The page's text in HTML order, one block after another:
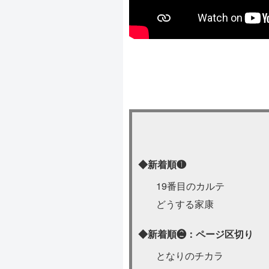
◆新着順❶
19番目のカルテ
どうする家康
◆新着順❷：ページ区切り
となりのチカラ